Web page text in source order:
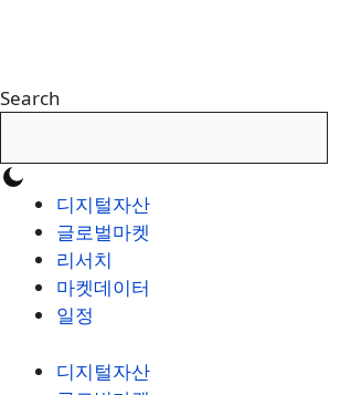
Search
디지털자산
글로벌마켓
리서치
마켓데이터
일정
디지털자산